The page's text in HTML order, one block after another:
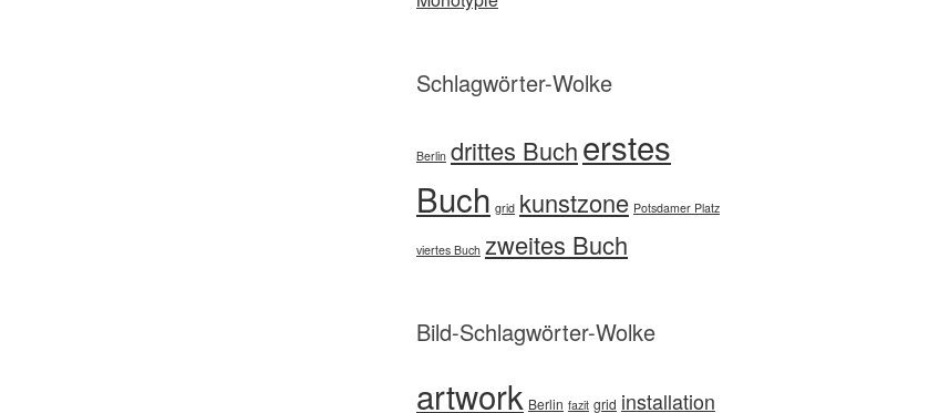
Schlagwörter-Wolke
Berlin drittes Bucherstes
Buch grid kunstzone Potsdamer Platz
viertes Buch zweites Buch
Bild-Schlagwörter-Wolke
artwork Berlin fazit grid installation